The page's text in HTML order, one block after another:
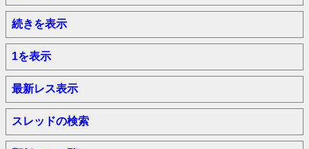
続きを表示
1を表示
最新レス表示
スレッドの検索